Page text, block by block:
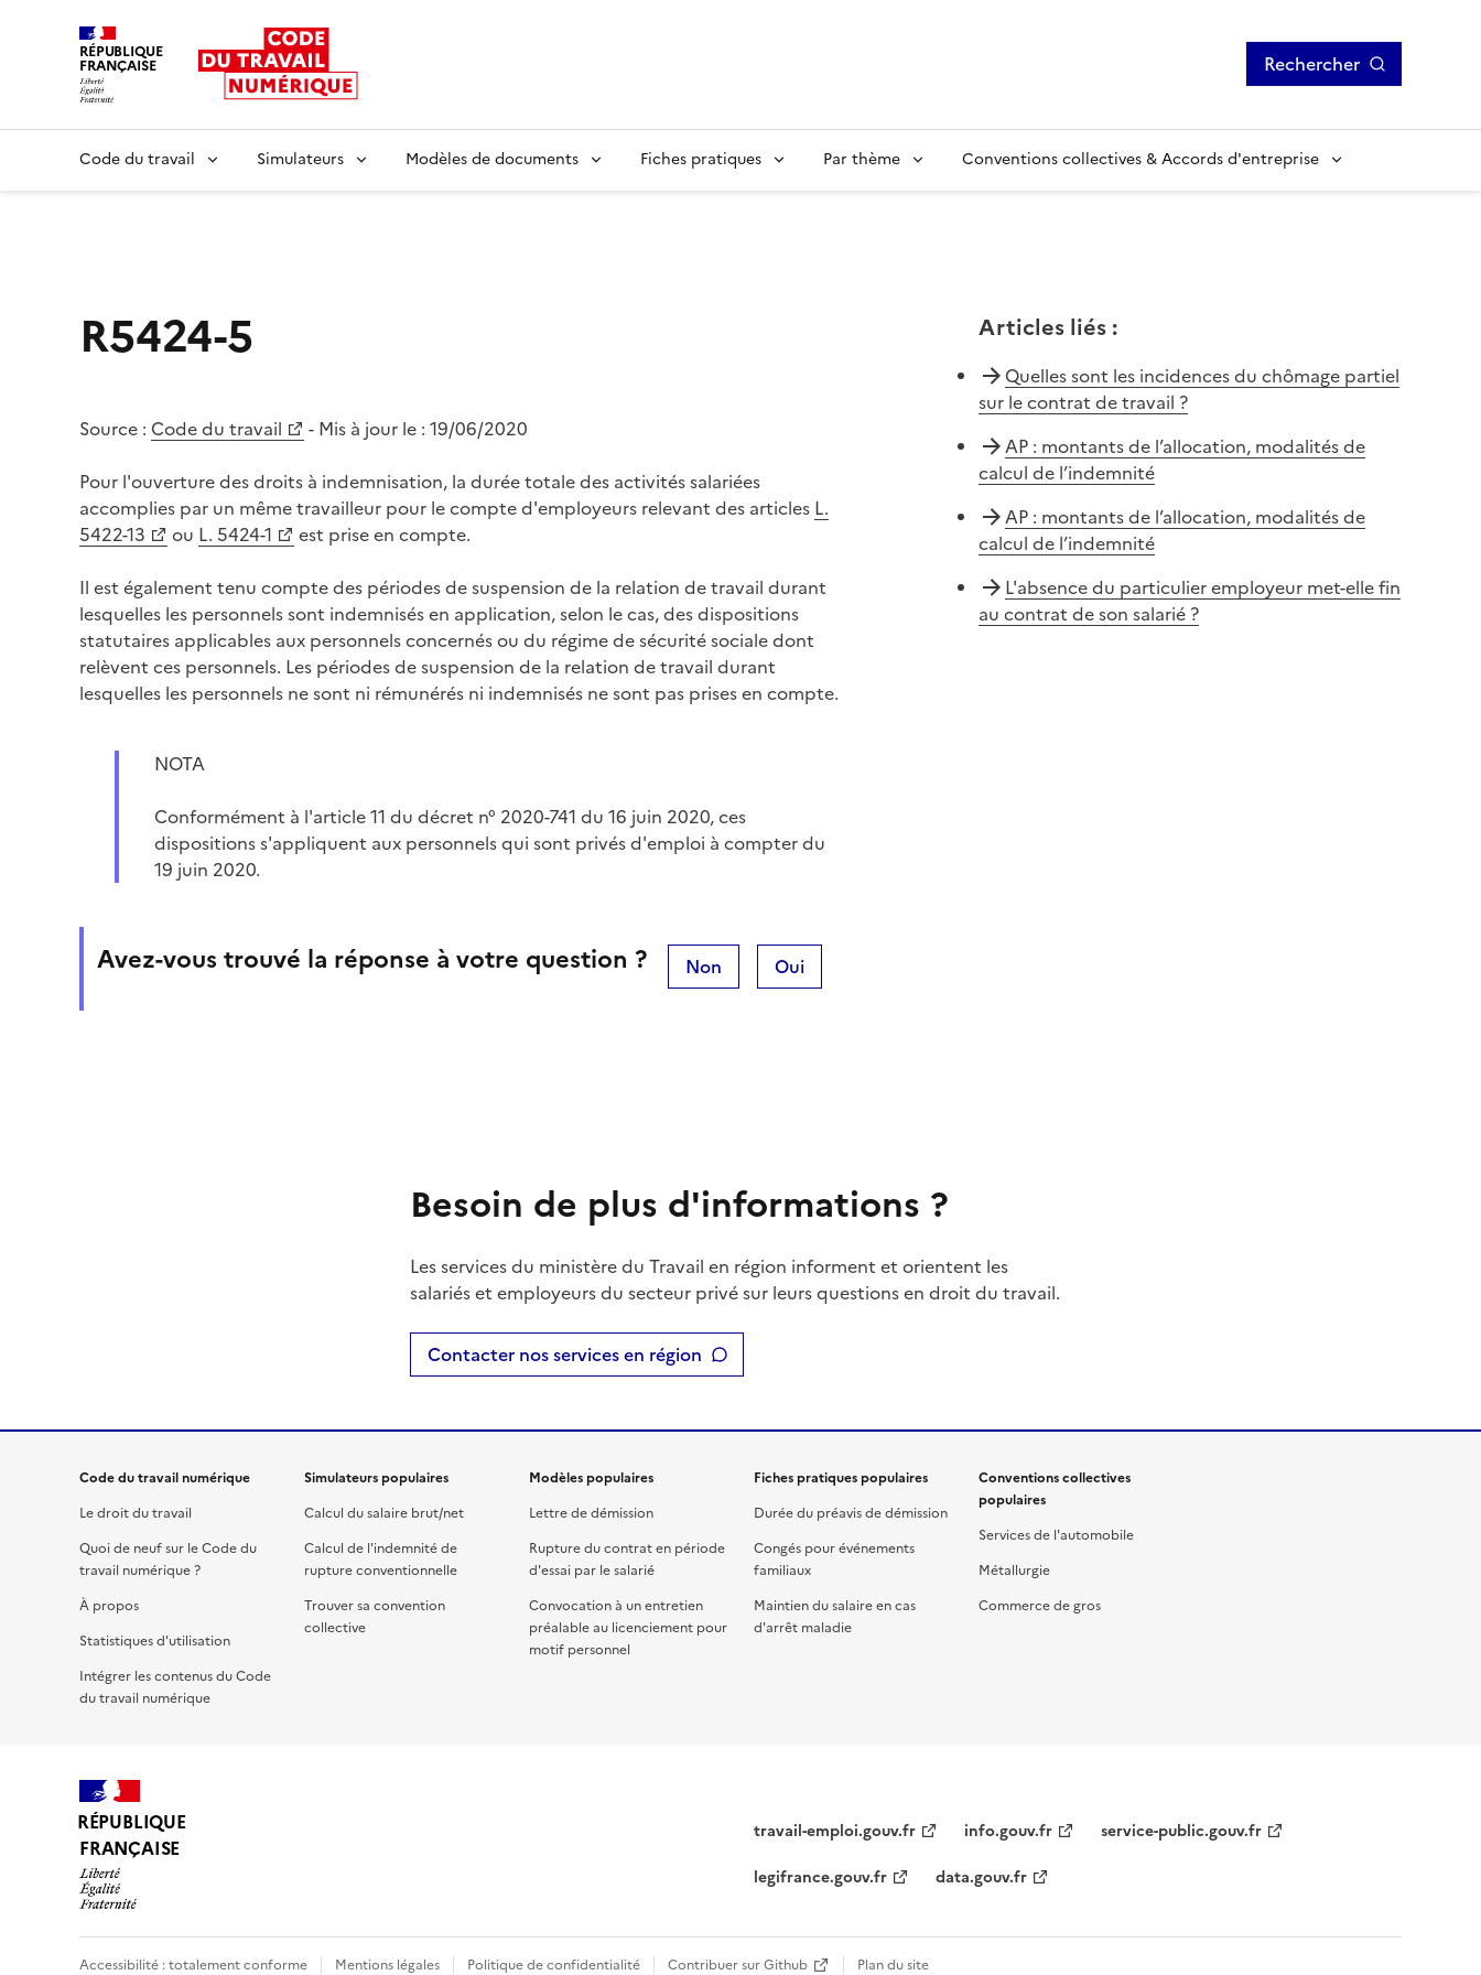
RÉPUBLIQUE
FRANÇAISE Rechercher
Code du travail Simulateurs Modèles de documents Fiches pratiques Par thème Conventions collectives & Accords d'entreprise
R5424-5
Source : Code du travail - Mis à jour le : 19/06/2020
Pour l'ouverture des droits à indemnisation, la durée totale des activités salariées
accomplies par un même travailleur pour le compte d'employeurs relevant des articles L.
5422-13
ou L. 5424-1
est prise en compte.
Il est également tenu compte des périodes de suspension de la relation de travail durant
lesquelles les personnels sont indemnisés en application, selon le cas, des dispositions
statutaires applicables aux personnels concernés ou du régime de sécurité sociale dont
relèvent ces personnels. Les périodes de suspension de la relation de travail durant
lesquelles les personnels ne sont ni rémunérés ni indemnisés ne sont pas prises en compte.
NOTA
Conformément à l'article 11 du décret n° 2020-741 du 16 juin 2020, ces
dispositions s'appliquent aux personnels qui sont privés d'emploi à compter du
19 juin 2020.
Avez-vous trouvé la réponse à votre question ? Non Oui
Articles liés:
Quelles sont les incidences du chômage partiel
sur le contrat de travail ?
AP : montants de l’allocation, modalités de
calcul de l’indemnité
AP : montants de l’allocation, modalités de
calcul de l’indemnité
L'absence du particulier employeur met-elle fin
au contrat de son salarié ?
Besoin de plus d'informations ?
Les services du ministère du Travail en région informent et orientent les
salariés et employeurs du secteur privé sur leurs questions en droit du travail.
Contacter nos services en région
Code du travail numérique
Le droit du travail
Quoi de neuf sur le Code du
travail numérique ?
À propos
Statistiques d'utilisation
Intégrer les contenus du Code
du travail numérique
Simulateurs populaires
Calcul du salaire brut/net
Calcul de l'indemnité de
rupture conventionnelle
Trouver sa convention
collective
Modèles populaires
Lettre de démission
Rupture du contrat en période
d'essai par le salarié
Convocation à un entretien
préalable au licenciement pour
motif personnel
Fiches pratiques populaires
Durée du préavis de démission
Congés pour événements
familiaux
Maintien du salaire en cas
d'arrêt maladie
Conventions collectives
populaires
Services de l'automobile
Métallurgie
Commerce de gros
RÉPUBLIQUE
FRANÇAISE
travail-emploi.gouv.fr info.gouv.fr
service-public.gouv.fr
legifrance.gouv.fr
data.gouv.fr
Accessibilité : totalement conforme Mentions légales Politique de confidentialité Contribuer sur Github Plan du site